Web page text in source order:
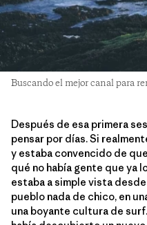
Buscando el mejor canal para
Después de esa primera
pensar por días. Si
y estaba convencido de
qué no había gente que ya
estaba a simple vista
pueblo nada de chico, en
una boyante cultura de